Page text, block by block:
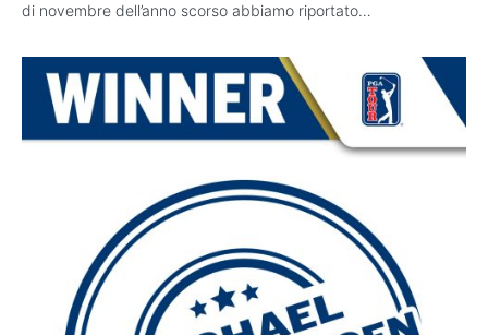
di novembre dell’anno scorso abbiamo riportato…